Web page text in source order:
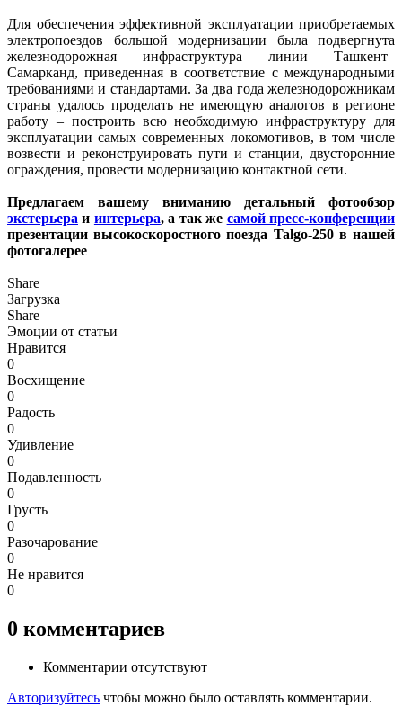
Для обеспечения эффективной эксплуатации приобретаемых
электропоездов большой модернизации была подвергнута
железнодорожная инфраструктура линии Ташкент–
Самарканд, приведенная в соответствие с международными
требованиями и стандартами. За два года железнодорожникам
страны удалось проделать не имеющую аналогов в регионе
работу – построить всю необходимую инфраструктуру для
эксплуатации самых современных локомотивов, в том числе
возвести и реконструировать пути и станции, двусторонние
ограждения, провести модернизацию контактной сети.
Предлагаем вашему вниманию детальный фотообзор
экстерьера и интерьера, а так же самой пресс-конференции
презентации высокоскоростного поезда Talgo-250 в нашей
фотогалерее
Share
Загрузка
Share
Эмоции от статьи
Нравится
0
Восхищение
0
Радость
0
Удивление
0
Подавленность
0
Грусть
0
Разочарование
0
Не нравится
0
0 комментариев
Комментарии отсутствуют
Авторизуйтесь чтобы можно было оставлять комментарии.